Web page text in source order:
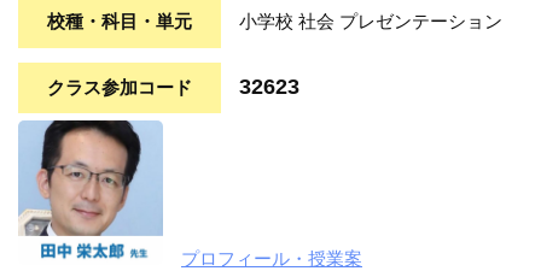
校種・科目・単元 小学校 社会 プレゼンテーション
クラス参加コード 32623
プロフィール・授業案